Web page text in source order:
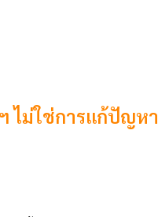
ไม่ใช่การแก้ปัญ